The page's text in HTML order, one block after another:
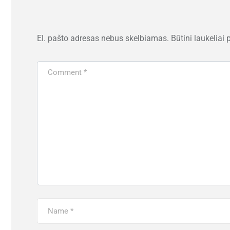
El. pašto adresas nebus skelbiamas. Būtini laukeliai